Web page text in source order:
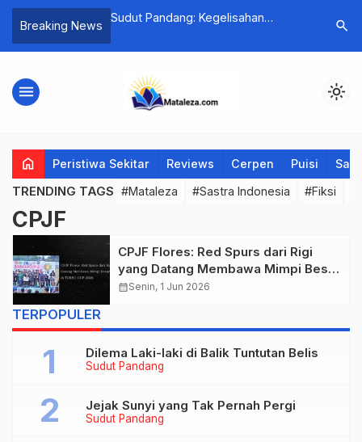
Breaking News
Terhadap Film
Babi
Sudut Pandang: Kegelisahan
Sebuah Tinjauan Interaksionisme
Simbolik
Puisi-
search
menu light_mode
home Peristiwa Sekitar Reviews Cerpen Puisi
TRENDING TAGS #Mataleza #Sastra Indonesia #Fiksi
CPJF
CPJF Flores: Red Spurs dari Rigi
yang Datang Membawa Mimpi Besar
di TURBO CUP 2026
calendar_monthSenin, 1 Jun 2026
TERPOPULER
Sudut Pandang
Dilema Laki-laki di Balik Tuntutan Belis
Sudut Pandang
Jejak Sunyi yang Tak Pernah Pergi